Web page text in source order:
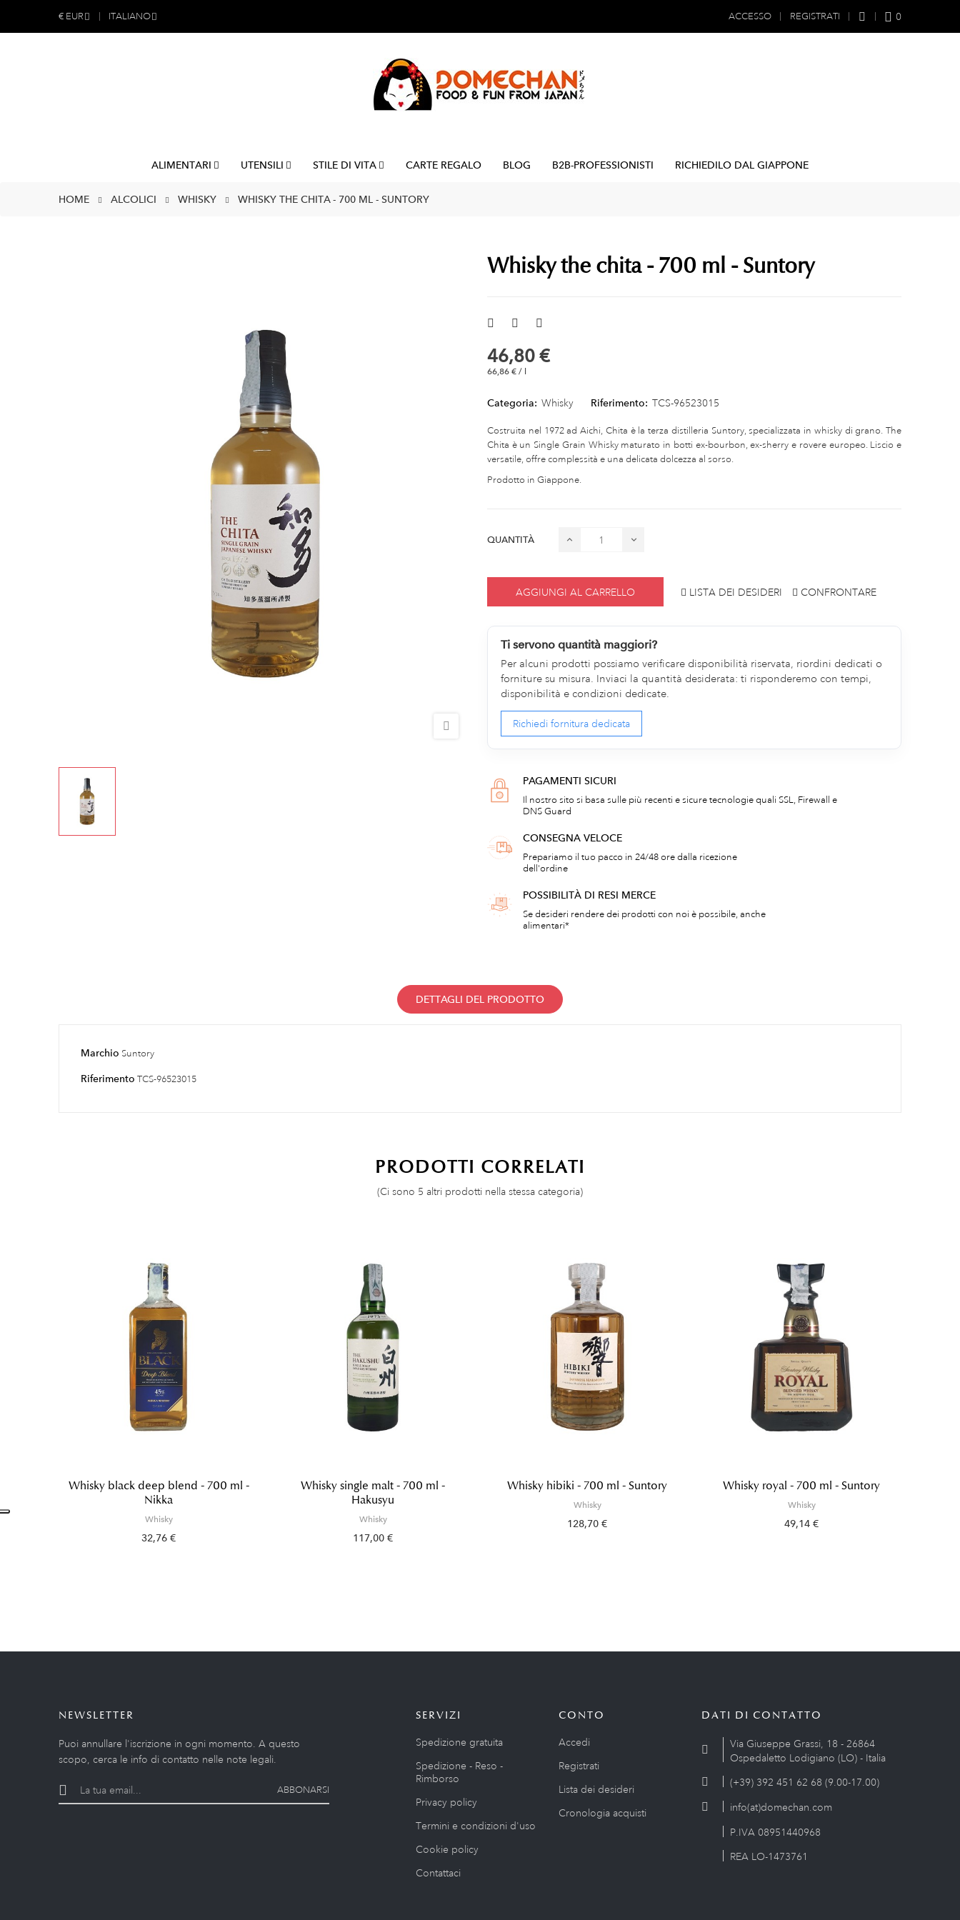
€ EUR ITALIANO ACCESSO REGISTRATI 0
ALIMENTARI UTENSILI STILE DI VITA CARTE REGALO BLOG B2B-PROFESSIONISTI RICHIEDILO DAL GIAPPONE
HOME ALCOLICI WHISKY WHISKY THE CHITA - 700 ML - SUNTORY
Whisky the chita - 700 ml - Suntory
46,80 €
66,86 € / l
Categoria: Whisky Riferimento: TCS-96523015
Costruita nel 1972 ad Aichi, Chita è la terza distilleria Suntory, specializzata in whisky di grano. The
Chita è un Single Grain Whisky maturato in botti ex-bourbon, ex-sherry e rovere europeo. Liscio e
versatile, offre complessità e una delicata dolcezza al sorso.
Prodotto in Giappone.
QUANTITÀ
AGGIUNGI AL CARRELLO LISTA DEI DESIDERI CONFRONTARE
Ti servono quantità maggiori?
Per alcuni prodotti possiamo verificare disponibilità riservata, riordini dedicati o
forniture su misura. Inviaci la quantità desiderata: ti risponderemo con tempi,
disponibilità e condizioni dedicate.
Richiedi fornitura dedicata
PAGAMENTI SICURI
Il nostro sito si basa sulle più recenti e sicure tecnologie quali SSL, Firewall e
DNS Guard
CONSEGNA VELOCE
Prepariamo il tuo pacco in 24/48 ore dalla ricezione
dell'ordine
POSSIBILITÀ DI RESI MERCE
Se desideri rendere dei prodotti con noi è possibile, anche
alimentari*
DETTAGLI DEL PRODOTTO
Marchio Suntory
Riferimento TCS-96523015
PRODOTTI CORRELATI
(Ci sono 5 altri prodotti nella stessa categoria)
Whisky black deep blend - 700 ml -
Nikka
Whisky
32,76 €
Whisky single malt - 700 ml -
Hakusyu
Whisky
117,00 €
Whisky hibiki - 700 ml - Suntory
Whisky
128,70 €
Whisky royal - 700 ml - Suntory
Whisky
49,14 €
NEWSLETTER
Puoi annullare l'iscrizione in ogni momento. A questo
scopo, cerca le info di contatto nelle note legali.
ABBONARSI
SERVIZI
Spedizione gratuita
Spedizione - Reso -
Rimborso
Privacy policy
Termini e condizioni d'uso
Cookie policy
Contattaci
CONTO
Accedi
Registrati
Lista dei desideri
Cronologia acquisti
DATI DI CONTATTO
Via Giuseppe Grassi, 18 - 26864
Ospedaletto Lodigiano (LO) - Italia
(+39) 392 451 62 68 (9.00-17.00)
info(at)domechan.com
P.IVA 08951440968
REA LO-1473761